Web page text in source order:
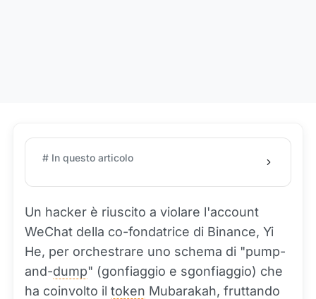
# In questo articolo
Un hacker è riuscito a violare l'account
WeChat della co-fondatrice di Binance, Yi
He, per orchestrare uno schema di "pump-
and-dump" (gonfiaggio e sgonfiaggio) che
ha coinvolto il token Mubarakah, fruttando